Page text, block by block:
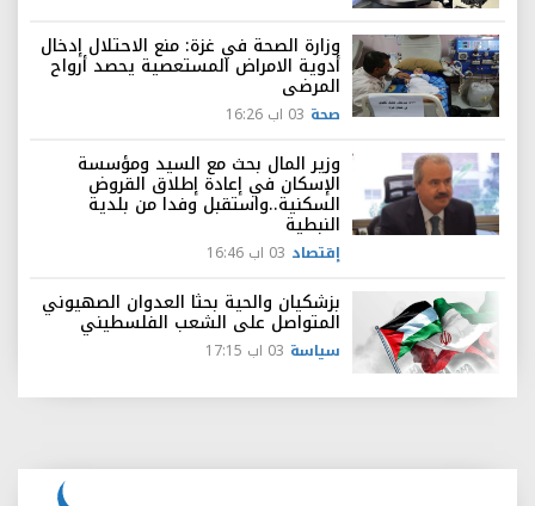
وزارة الصحة في غزة: منع الاحتلال إدخال
أدوية الامراض المستعصية يحصد أرواح
المرضى
صحة 03 اب 16:26
وزير المال بحث مع السيد ومؤسسة
الإسكان في إعادة إطلاق القروض
السكنية..واستقبل وفدا من بلدية
النبطية
إقتصاد 03 اب 16:46
بزشكيان والحية بحثا العدوان الصهيوني
المتواصل على الشعب الفلسطيني
سياسة 03 اب 17:15